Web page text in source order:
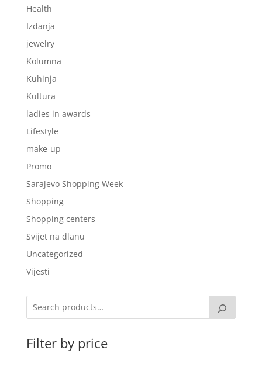
Health
Izdanja
jewelry
Kolumna
Kuhinja
Kultura
ladies in awards
Lifestyle
make-up
Promo
Sarajevo Shopping Week
Shopping
Shopping centers
Svijet na dlanu
Uncategorized
Vijesti
Filter by price